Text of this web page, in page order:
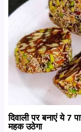
दिवाली पर बनाएं ये 7
महक उठेगा